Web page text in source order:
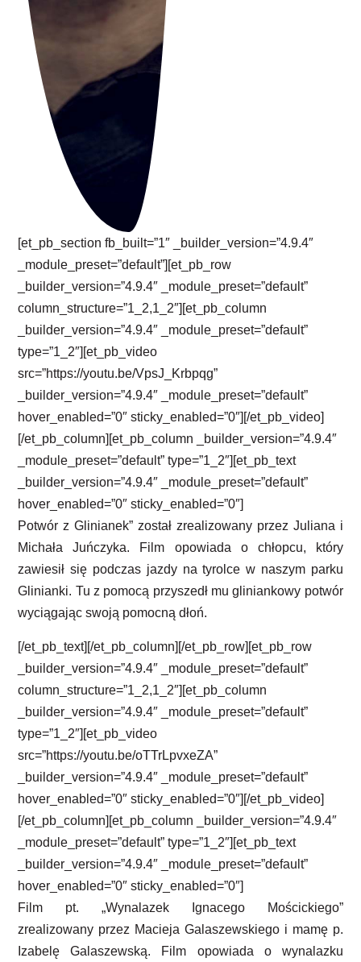
[et_pb_section fb_built=”1″ _builder_version=”4.9.4″
_module_preset=”default”][et_pb_row
_builder_version=”4.9.4″ _module_preset=”default”
column_structure=”1_2,1_2″][et_pb_column
_builder_version=”4.9.4″ _module_preset=”default”
type=”1_2″][et_pb_video
src=”https://youtu.be/VpsJ_Krbpqg”
_builder_version=”4.9.4″ _module_preset=”default”
hover_enabled=”0″ sticky_enabled=”0″][/et_pb_video]
[/et_pb_column][et_pb_column _builder_version=”4.9.4″
_module_preset=”default” type=”1_2″][et_pb_text
_builder_version=”4.9.4″ _module_preset=”default”
hover_enabled=”0″ sticky_enabled=”0″]
Potwór z Glinianek” został zrealizowany przez Juliana i
Michała Juńczyka. Film opowiada o chłopcu, który
zawiesił się podczas jazdy na tyrolce w naszym parku
Glinianki. Tu z pomocą przyszedł mu gliniankowy potwór
wyciągając swoją pomocną dłoń.
[/et_pb_text][/et_pb_column][/et_pb_row][et_pb_row
_builder_version=”4.9.4″ _module_preset=”default”
column_structure=”1_2,1_2″][et_pb_column
_builder_version=”4.9.4″ _module_preset=”default”
type=”1_2″][et_pb_video
src=”https://youtu.be/oTTrLpvxeZA”
_builder_version=”4.9.4″ _module_preset=”default”
hover_enabled=”0″ sticky_enabled=”0″][/et_pb_video]
[/et_pb_column][et_pb_column _builder_version=”4.9.4″
_module_preset=”default” type=”1_2″][et_pb_text
_builder_version=”4.9.4″ _module_preset=”default”
hover_enabled=”0″ sticky_enabled=”0″]
Film pt. „Wynalazek Ignacego Mościckiego”
zrealizowany przez Macieja Galaszewskiego i mamę p.
Izabelę Galaszewską. Film opowiada o wynalazku